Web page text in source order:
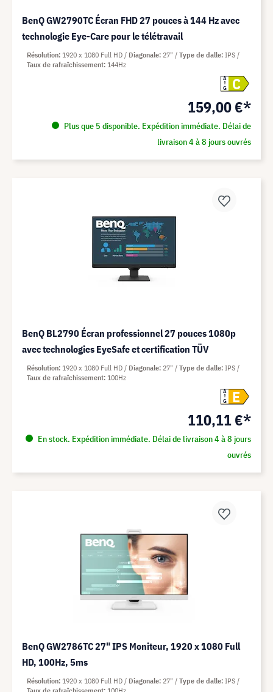
BenQ GW2790TC Écran FHD 27 pouces à 144 Hz avec
technologie Eye-Care pour le télétravail
A
G
C
159,00 €*
Plus que 5 disponible. Expédition immédiate. Délai de
livraison 4 à 8 jours ouvrés
Résolution 1920 x 1080 Full HD Diagonale 27" Type de dalle IPS
Taux de rafraîchissement 144Hz
BenQ BL2790 Écran professionnel 27 pouces 1080p
avec technologies EyeSafe et certification TÜV
A
G
E
110,11 €*
En stock. Expédition immédiate. Délai de livraison 4 à 8 jours
ouvrés
Résolution 1920 x 1080 Full HD Diagonale 27" Type de dalle IPS
Taux de rafraîchissement 100Hz
BenQ GW2786TC 27" IPS Moniteur, 1920 x 1080 Full
HD, 100Hz, 5ms
Résolution 1920 x 1080 Full HD Diagonale 27" Type de dalle IPS